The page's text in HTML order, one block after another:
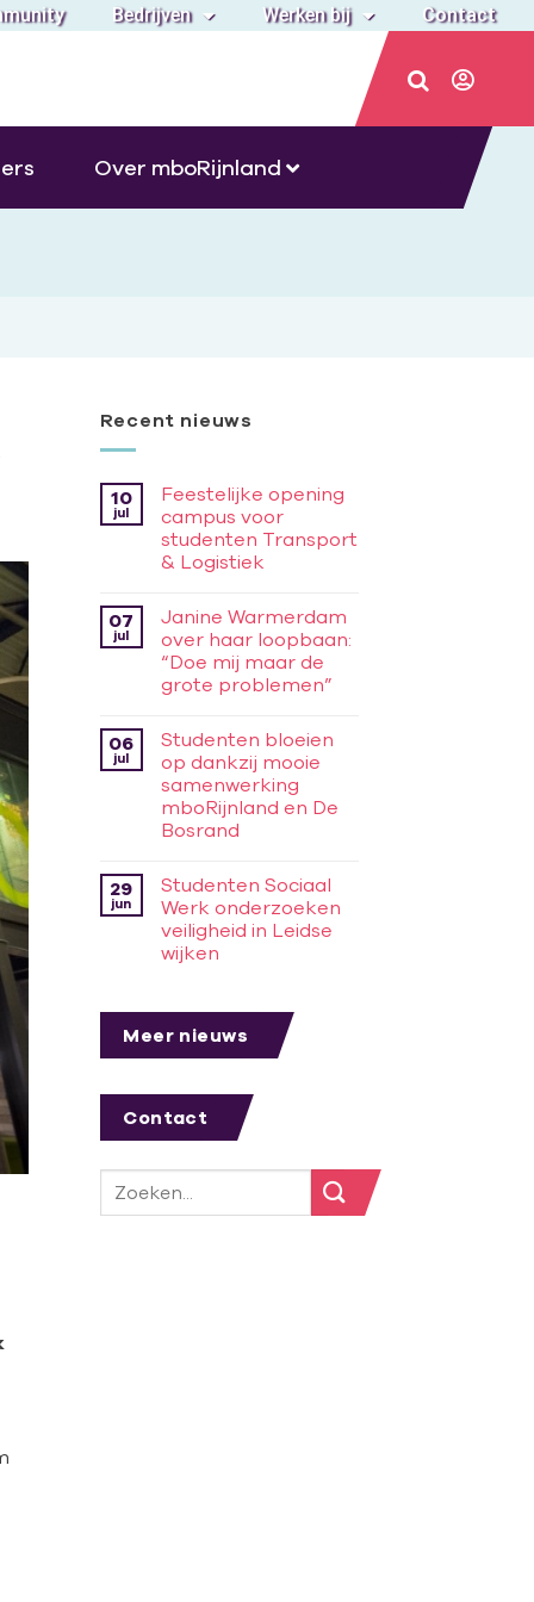
Bedrijven Werken bij Contact
Over mboRijnland
Recent nieuws
10
jul
Feestelijke opening
campus voor
studenten Transport
& Logistiek
07
jul
Janine Warmerdam
over haar loopbaan:
“Doe mij maar de
grote problemen”
06
jul
Studenten bloeien
op dankzij mooie
samenwerking
mboRijnland en De
Bosrand
29
jun
Studenten Sociaal
Werk onderzoeken
veiligheid in Leidse
wijken
Meer nieuws
Contact